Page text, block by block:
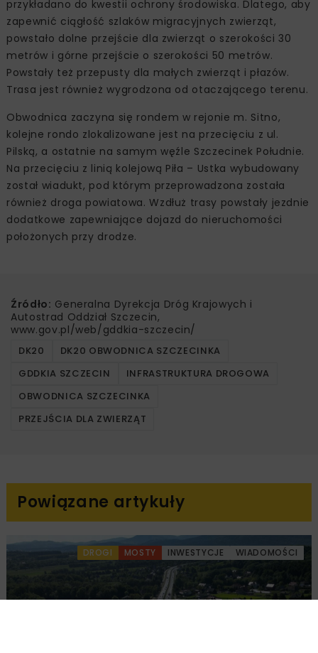
przykładano do kwestii ochrony środowiska. Dlatego, aby
zapewnić ciągłość szlaków migracyjnych zwierząt,
powstało dolne przejście dla zwierząt o szerokości 30
metrów i górne przejście o szerokości 50 metrów.
Powstały też przepusty dla małych zwierząt i płazów.
Trasa jest również wygrodzona od otaczającego terenu.
Obwodnica zaczyna się rondem w rejonie m. Sitno,
kolejne rondo zlokalizowane jest na przecięciu z ul.
Pilską, a ostatnie na samym węźle Szczecinek Południe.
Na przecięciu z linią kolejową Piła – Ustka wybudowany
został wiadukt, pod którym przeprowadzona została
również droga powiatowa. Wzdłuż trasy powstały jezdnie
dodatkowe zapewniające dojazd do nieruchomości
położonych przy drodze.
Źródło: Generalna Dyrekcja Dróg Krajowych i
Autostrad Oddział Szczecin,
www.gov.pl/web/gddkia-szczecin/
DK20
DK20 OBWODNICA SZCZECINKA
GDDKIA SZCZECIN
INFRASTRUKTURA DROGOWA
OBWODNICA SZCZECINKA
PRZEJŚCIA DLA ZWIERZĄT
Powiązane artykuły
DROGI MOSTY INWESTYCJE WIADOMOŚCI